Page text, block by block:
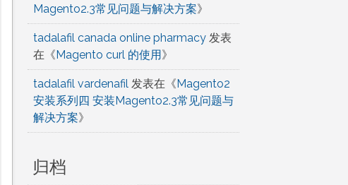
Magento2.3常见问题与解决方案》
tadalafil canada online pharmacy发表
在《Magento curl 的使用》
tadalafil vardenafil发表在《Magento2
安装系列四 安装Magento2.3常见问题与
解决方案》
归档